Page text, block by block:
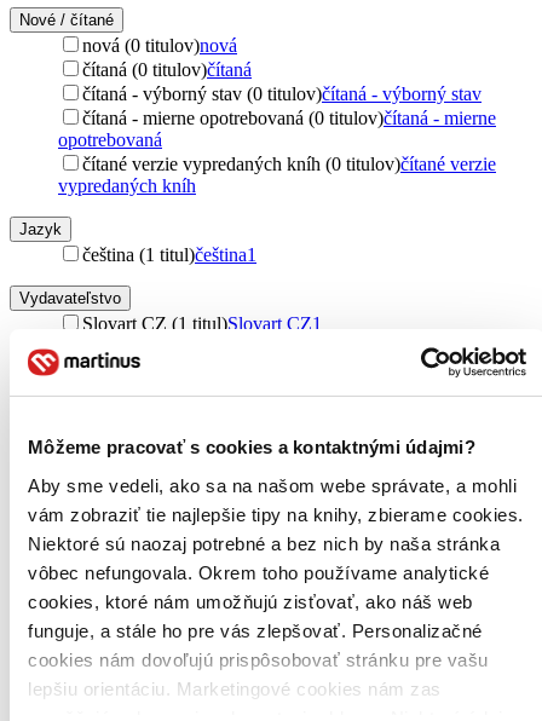
Môžeme pracovať s cookies a kontaktnými údajmi?
Aby sme vedeli, ako sa na našom webe správate, a mohli
vám zobraziť tie najlepšie tipy na knihy, zbierame cookies.
Niektoré sú naozaj potrebné a bez nich by naša stránka
vôbec nefungovala. Okrem toho používame analytické
cookies, ktoré nám umožňujú zisťovať, ako náš web
funguje, a stále ho pre vás zlepšovať. Personalizačné
cookies nám dovoľujú prispôsobovať stránku pre vašu
lepšiu orientáciu. Marketingové cookies nám zas
Nové / čítané
nová (0 titulov)nová
čítaná (0 titulov)čítaná
čítaná - výborný stav (0 titulov)čítaná - výborný stav
čítaná - mierne opotrebovaná (0 titulov)čítaná - mierne
opotrebovaná
čítané verzie vypredaných kníh (0 titulov)čítané verzie
vypredaných kníh
Jazyk
čeština (1 titul)čeština1
Vydavateľstvo
Slovart CZ (1 titul)Slovart CZ1
Väzba
pevná väzba (1 titul)pevná väzba1
Zúžiť výber
Zoradiť
Bestsellery
Top hodnotené
Novinky
Najdrahšie
Najlacnejšie